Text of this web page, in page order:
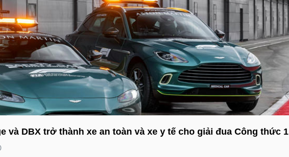
và DBX trở thành xe an toàn và xe y tế cho giải đua Công thức 1